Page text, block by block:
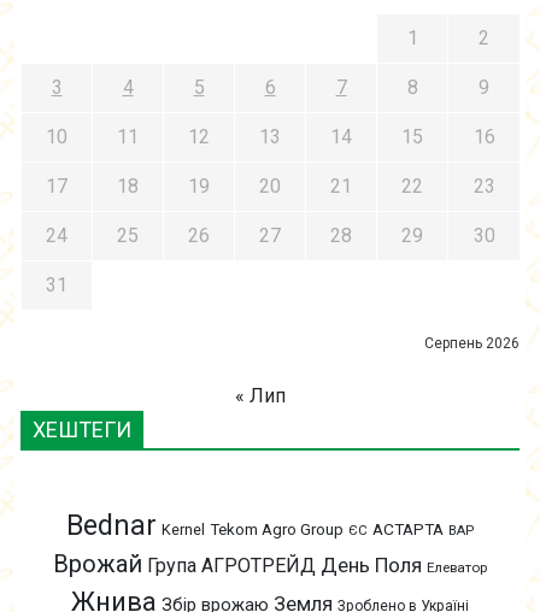
Серпень 2026
1 2
3 4 5 6 7 8 9
10 11 12 13 14 15 16
17 18 19 20 21 22 23
24 25 26 27 28 29 30
31
« Лип
ХЕШТЕГИ
Bednar Kernel Tekom Agro Group ЄС АСТАРТА ВАР
Врожай Група АГРОТРЕЙД День Поля Елеватор
Жнива Збір врожаю Земля Зроблено в Україні